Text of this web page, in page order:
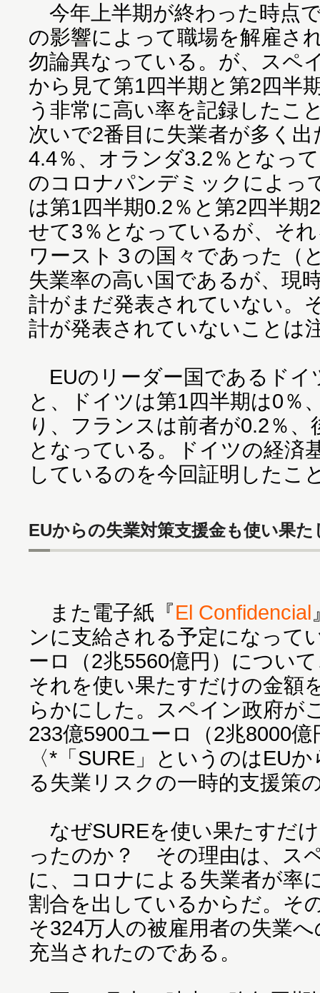
今年上半期が終わった時点
の影響によって職場を解雇さ
勿論異なっている。が、スペ
から見て第1四半期と第2四半
う非常に高い率を記録したこ
次いで2番目に失業者が多く
4.4％、オランダ3.2％となっ
のコロナパンデミックによっ
は第1四半期0.2％と第2四半
せて3％となっているが、そ
ワースト３の国々であった（
失業率の高い国であるが、現
計がまだ発表されていない。
計が発表されていないことは
EUのリーダー国であるドイ
と、ドイツは第1四半期は0％
り、フランスは前者が0.2％
となっている。ドイツの経済
しているのを今回証明したこ
EUからの失業対策支援金も使い果
また電子紙『El Confidencial
ンに支給される予定になって
ーロ（2兆5560億円）につい
それを使い果たすだけの金額
らかにした。スペイン政府が
233億5900ユーロ（2兆8000億
〈*「SURE」というのはEU
る失業リスクの一時的支援策
なぜSUREを使い果たすだ
ったのか？ その理由は、ス
に、コロナによる失業者が率
割合を出しているからだ。そ
そ324万人の被雇用者の失業
充当されたのである。